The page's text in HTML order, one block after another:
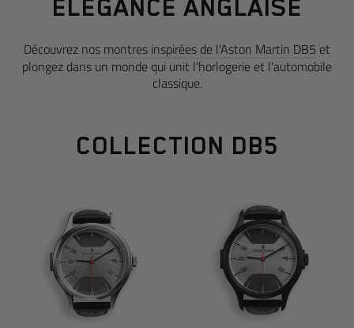
ÉLÉGANCE ANGLAISE
Découvrez nos montres inspirées de l'Aston Martin DB5 et
plongez dans un monde qui unit l'horlogerie et l'automobile
classique.
COLLECTION DB5